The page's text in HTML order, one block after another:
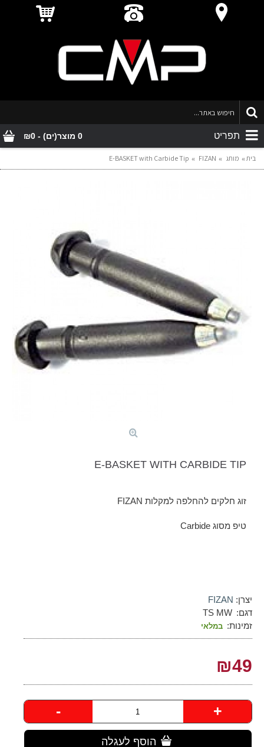
0 מוצר(ים) - ₪0 תפריט
בית מותג FIZAN
E-BASKET with Carbide Tip
E-BASKET WITH CARBIDE TIP
זוג חלקים להחלפה למקלות FIZAN
טיפ מסוג Carbide
יצרן: FIZAN
דגם: TS MW
זמינות: במלאי
₪49
- +
הוסף לעגלה